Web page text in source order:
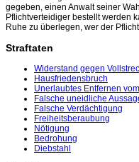
gegeben, einen Anwalt seiner
Pflichtverteidiger bestellt werden
Ruhe zu überlegen, wer der
Straftaten
Widerstand gegen
Hausfriedensbruch
Unerlaubtes Entfernen
Falsche uneidliche
Falsche Verdächtigung
Freiheitsberaubung
Nötigung
Bedrohung
Diebstahl